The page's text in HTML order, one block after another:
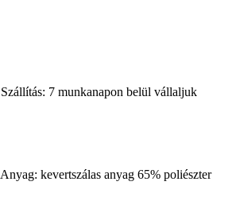
Szállítás: 7 munkanapon belül vállaljuk
Anyag: kevertszálas anyag 65% poliészter